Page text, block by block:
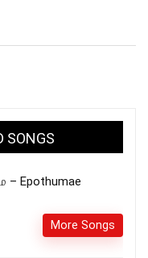
SONGS
– Epothumae
More Songs